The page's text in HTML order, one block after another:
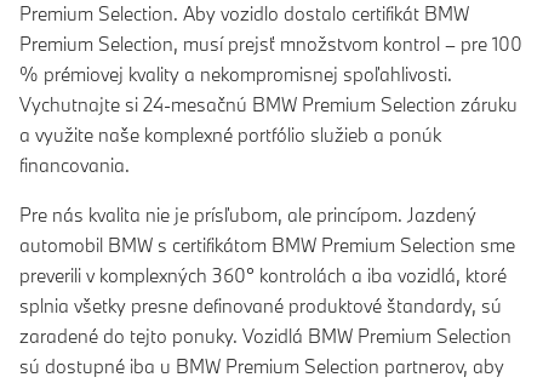
Premium Selection. Aby vozidlo dostalo certifikát BMW
Premium Selection, musí prejsť množstvom kontrol – pre 100
% prémiovej kvality a nekompromisnej spoľahlivosti.
Vychutnajte si 24-mesačnú BMW Premium Selection záruku
a využite naše komplexné portfólio služieb a ponúk
financovania.
Pre nás kvalita nie je prísľubom, ale princípom. Jazdený
automobil BMW s certifikátom BMW Premium Selection sme
preverili v komplexných 360° kontrolách a iba vozidlá, ktoré
splnia všetky presne definované produktové štandardy, sú
zaradené do tejto ponuky. Vozidlá BMW Premium Selection
sú dostupné iba u BMW Premium Selection partnerov, aby